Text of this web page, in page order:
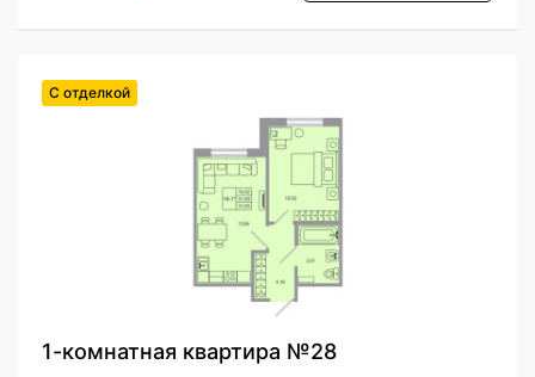
С отделкой
1-комнатная квартира №28